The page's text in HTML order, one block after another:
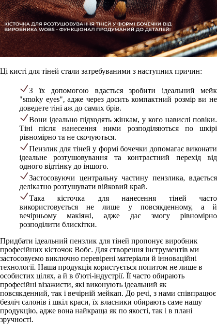
Ці кисті для тіней стали затребуваними з наступних причин:
З їх допомогою вдасться зробити ідеальний мейк
"smoky eyes", адже через досить компактний розмір ви не
доведете тіні аж до самих брів.
Вони ідеально підходять жінкам, у кого навислі повіки.
Тіні після нанесення ними розподіляються по шкірі
рівномірно та не скочуються.
Пензлик для тіней у формі бочечки допомагає виконати
ідеальне розтушовування та контрастний перехід від
одного відтінку до іншого.
Застосовуючи центральну частину пензлика, вдається
делікатно розтушувати війковий край.
Така кісточка для нанесення тіней часто
використовується не лише у повсякденному, а й
вечірньому макіяжі, адже дає змогу рівномірно
розподілити блискітки.
Придбати ідеальний пензлик для тіней пропонує виробник
професійних кісточок Вобс. Для створення інструментів ми
застосовуємо виключно перевірені матеріали й інноваційні
технології. Наша продукція користується попитом не лише в
особистих цілях, а й в б'юті-індустрії. Її часто обирають
професійні візажисти, які виконують ідеальний як
повсякденний, так і вечірній мейкап. До речі, з нами співпрацює
безліч салонів і шкіл краси, їх власники обирають саме нашу
продукцію, адже вона найкраща як по якості, так і в плані
зручності.